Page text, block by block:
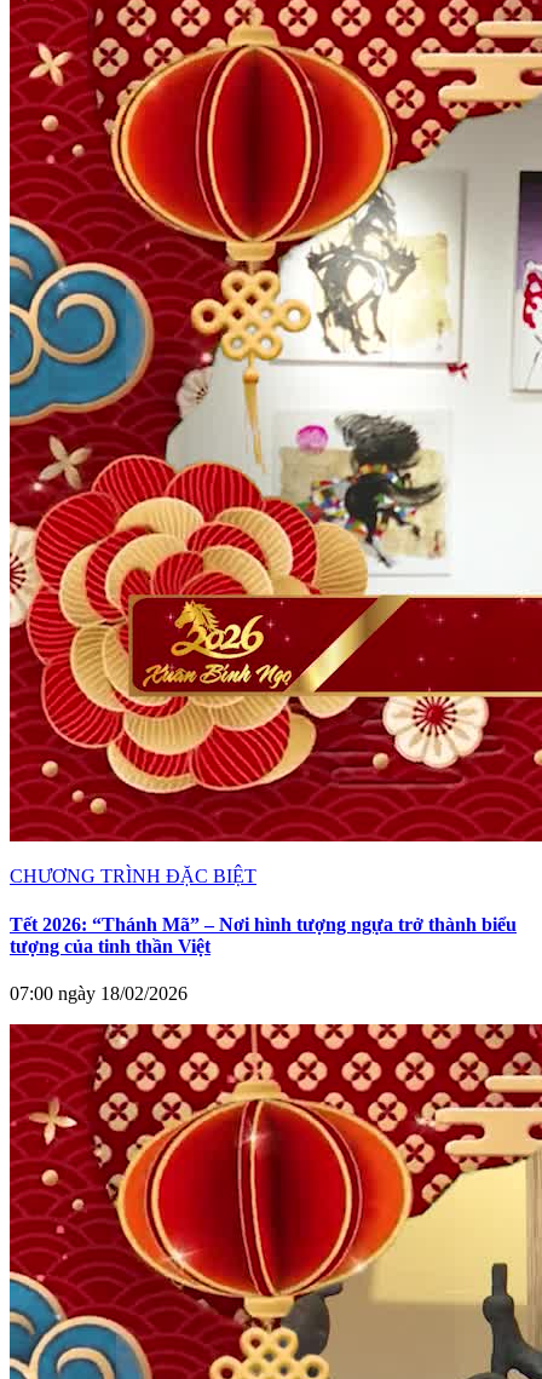
CHƯƠNG TRÌNH ĐẶC BIỆT
Tết 2026: “Thánh Mã” – Nơi hình tượng ngựa trở thành biểu
tượng của tinh thần Việt
07:00 ngày 18/02/2026